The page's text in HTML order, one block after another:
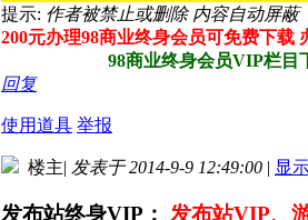
提示: 作者被禁止或删除 内容自动屏蔽
200元办理98商业终身会员可免费下载
98商业终身会员VIP栏目下所有
回复
使用道具 举报
楼主| 发表于 2014-9-9 12:49:00 | 显
发布站终身VIP： 发布站VIP、